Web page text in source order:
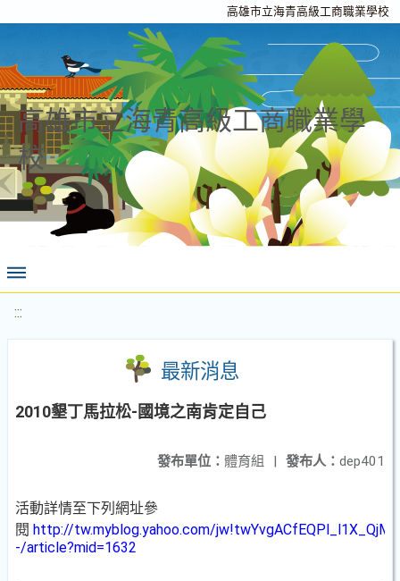
高雄市立海青高級工商職業學校
高雄市立海青高級工商職業學
校
:::
最新消息
2010墾丁馬拉松-國境之南肯定自己
發布人： dep401
發布單位： 體育組 |
活動詳情至下列網址參
閱 http://tw.myblog.yahoo.com/
-/article?mid=1632